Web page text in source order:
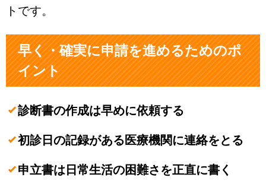
トです。
早く・確実に申請を進めるためのポ
イント
診断書の作成は早めに依頼する
初診日の記録がある医療機関に連絡をとる
申立書は日常生活の困難さを正直に書く